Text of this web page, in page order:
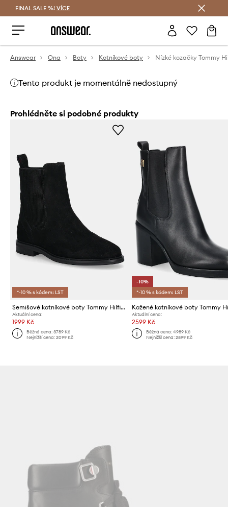
FINAL SALE %! VÍCE
Answear Ona Boty Kotníkové boty Nízké kozačky Tommy
Tento produkt je momentálně nedostupný
Prohlédněte si podobné produkty
*-10 % s kódem: LST
Semišové kotníkové boty Tommy Hilfiger FLAG SUEDE CHELSEA BOOT
Aktuální cena:
1999 Kč
Běžná cena:3789 Kč
Nejnižší cena:2099 Kč
-10%
*-10 % s kódem: LST
Aktuální cena:
2599 Kč
Běžná cena: 4989 Kč
Nejnižší cena: 2899 Kč